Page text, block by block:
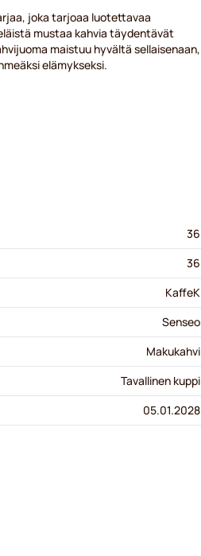
joka tarjoaa luotettavaa
mustaa kahvia täydentävät
maistuu hyvältä sellaisenaan,
elämykseksi.
36
36
KaffeK
Senseo
Makukahvi
Tavallinen kuppi
05.01.2028